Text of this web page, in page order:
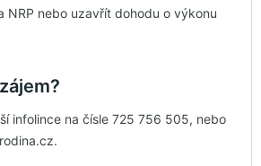
NRP nebo uzavřít dohodu o výkonu
infolince na čísle 725 756 505, nebo